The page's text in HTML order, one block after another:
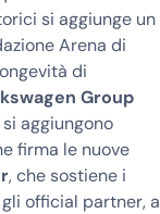
si aggiunge un
Arena di
di
Group
aggiungono
firma le nuove
, che sostiene i
official partner, a